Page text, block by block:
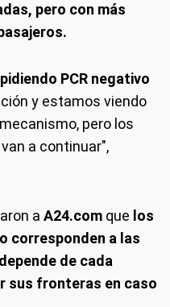
pero con más
PCR negativo
y estamos viendo
pero los
a continuar",
a A24.com que los
corresponden a las
depende de cada
sus fronteras en caso